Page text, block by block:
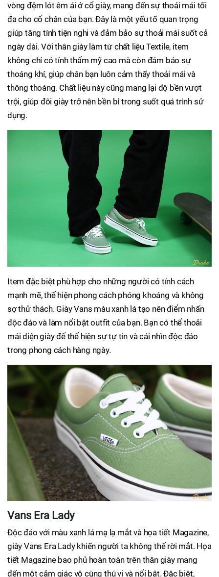
vòng đệm lót êm ái ở cổ giày, mang đến sự thoải mái tối
đa cho cổ chân của bạn. Đây là một yếu tố quan trọng
giúp tăng tính tiện nghi và đảm bảo sự thoải mái suốt cả
ngày dài. Với thân giày làm từ chất liệu Textile, item
không chỉ có tính thẩm mỹ cao mà còn đảm bảo sự
thoáng khí, giúp chân bạn luôn cảm thấy thoải mái và
thông thoáng. Chất liệu này cũng mang lại độ bền vượt
trội, giúp đôi giày trở nên bền bỉ trong suốt quá trình sử
dụng.
Item đặc biệt phù hợp cho những người có tính cách
mạnh mẽ, thể hiện phong cách phóng khoáng và không
sợ thử thách. Giày Vans màu xanh lá tạo nên điểm nhấn
độc đáo và làm nổi bật outfit của bạn. Bạn có thể thoải
mái diện giày để thể hiện sự tự tin và cái nhìn độc đáo
trong phong cách hàng ngày.
Vans Era Lady
Độc đáo với màu xanh lá mạ lạ mắt và họa tiết Magazine,
giày Vans Era Lady khiến người ta không thể rời mắt. Họa
tiết Magazine bao phủ hoàn toàn trên thân giày mang
đến một cảm giác vô cùng thú vị và nổi bật. Đặc biệt,